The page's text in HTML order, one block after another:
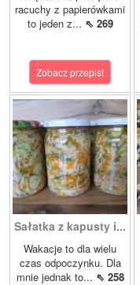
racuchy z papierówkami
to jeden z... ⇖ 269
Zobacz przepis!
Sałatka z kapusty i...
Wakacje to dla wielu
czas odpoczynku. Dla
mnie jednak to... ⇖ 258